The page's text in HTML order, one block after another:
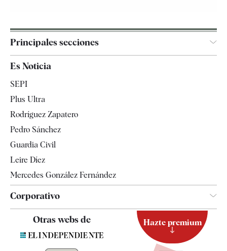
Principales secciones
Televisión
Es Noticia
SEPI
Plus Ultra
Rodríguez Zapatero
Pedro Sánchez
Guardia Civil
Leire Díez
Mercedes González Fernández
Corporativo
Otras webs de Hazte premium